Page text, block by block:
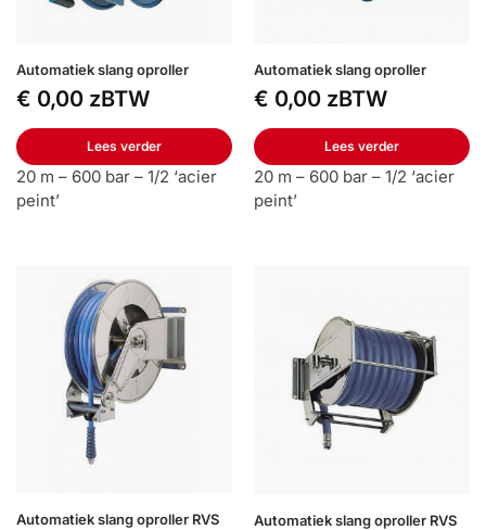
Automatiek slang oproller
€ 0,00 zBTW
Lees verder
20 m – 600 bar – 1/2 ‘acier
peint’
Automatiek slang oproller
€ 0,00 zBTW
Lees verder
20 m – 600 bar – 1/2 ‘acier
peint’
Automatiek slang oproller RVS Automatiek slang oproller RVS